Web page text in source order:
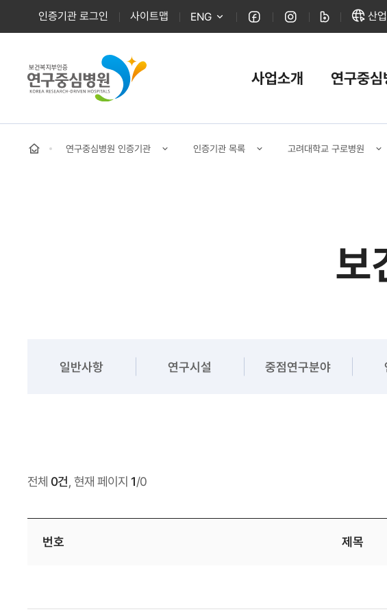
인증기관 로그인 사이트맵 ENG 페이스북 인스타그램블로그 산
사업소개 연구중심
홈 연구중심병원 인증기관 인증기관 목록 고려대학교 구로병원
보
일반사항 연구시설 중점연구분야
전체 0건, 현재 페이지1/0
번호,
번호 제목